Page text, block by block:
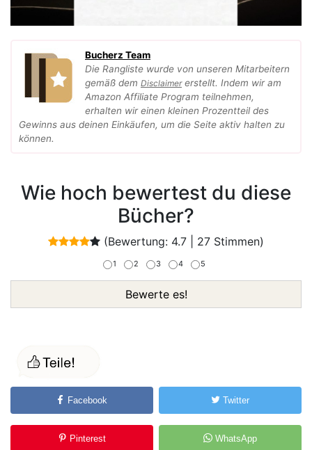
Bucherz Team
Die Rangliste wurde von unseren Mitarbeitern
gemäß dem Disclaimererstellt. Indem wir am
Amazon Affiliate Program teilnehmen,
erhalten wir einen kleinen Prozentteil des
Gewinns aus deinen Einkäufen, um die Seite aktiv halten zu
können.
Wie hoch bewertest du diese
Bücher?
(Bewertung: 4.7 27 Stimmen)
1 2 3 4 5
Bewerte es!
Facebook Twitter
Pinterest WhatsApp